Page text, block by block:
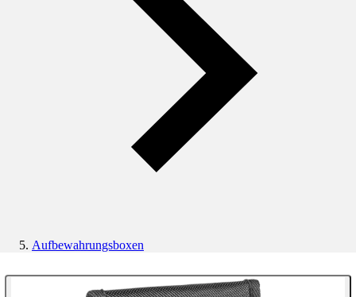
Aufbewahrungsboxen